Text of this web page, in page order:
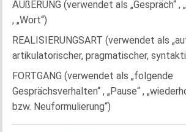
ÄUßERUNG (verwendet als „Gespräch“ ,
, „Wort“)
REALISIERUNGSART (verwendet als
artikulatorischer, pragmatischer,
FORTGANG (verwendet als „folgende
Gesprächsverhalten“ , „Pause“ ,
bzw. Neuformulierung“)